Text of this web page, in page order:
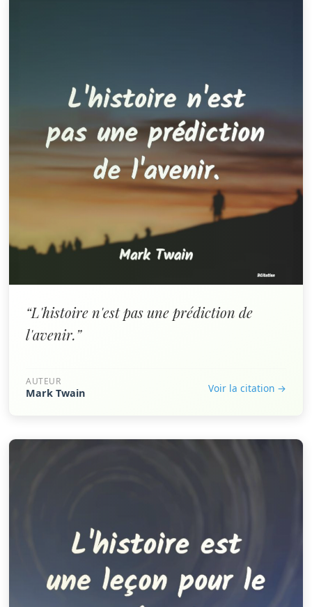
“L'histoire n'est pas une prédiction de
l'avenir.”
AUTEUR
Mark Twain Voir la citation →